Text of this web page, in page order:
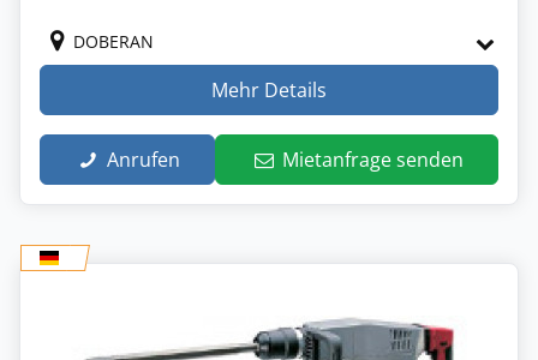
DOBERAN
Mehr Details
Anrufen Mietanfrage senden